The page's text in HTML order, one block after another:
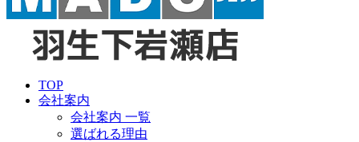
TOP
会社案内
会社案内 一覧
選ばれる理由